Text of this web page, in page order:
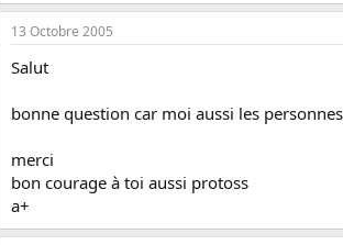
13 Octobre 2005
Salut
bonne question car moi aussi les
merci
bon courage à toi aussi protoss
a+